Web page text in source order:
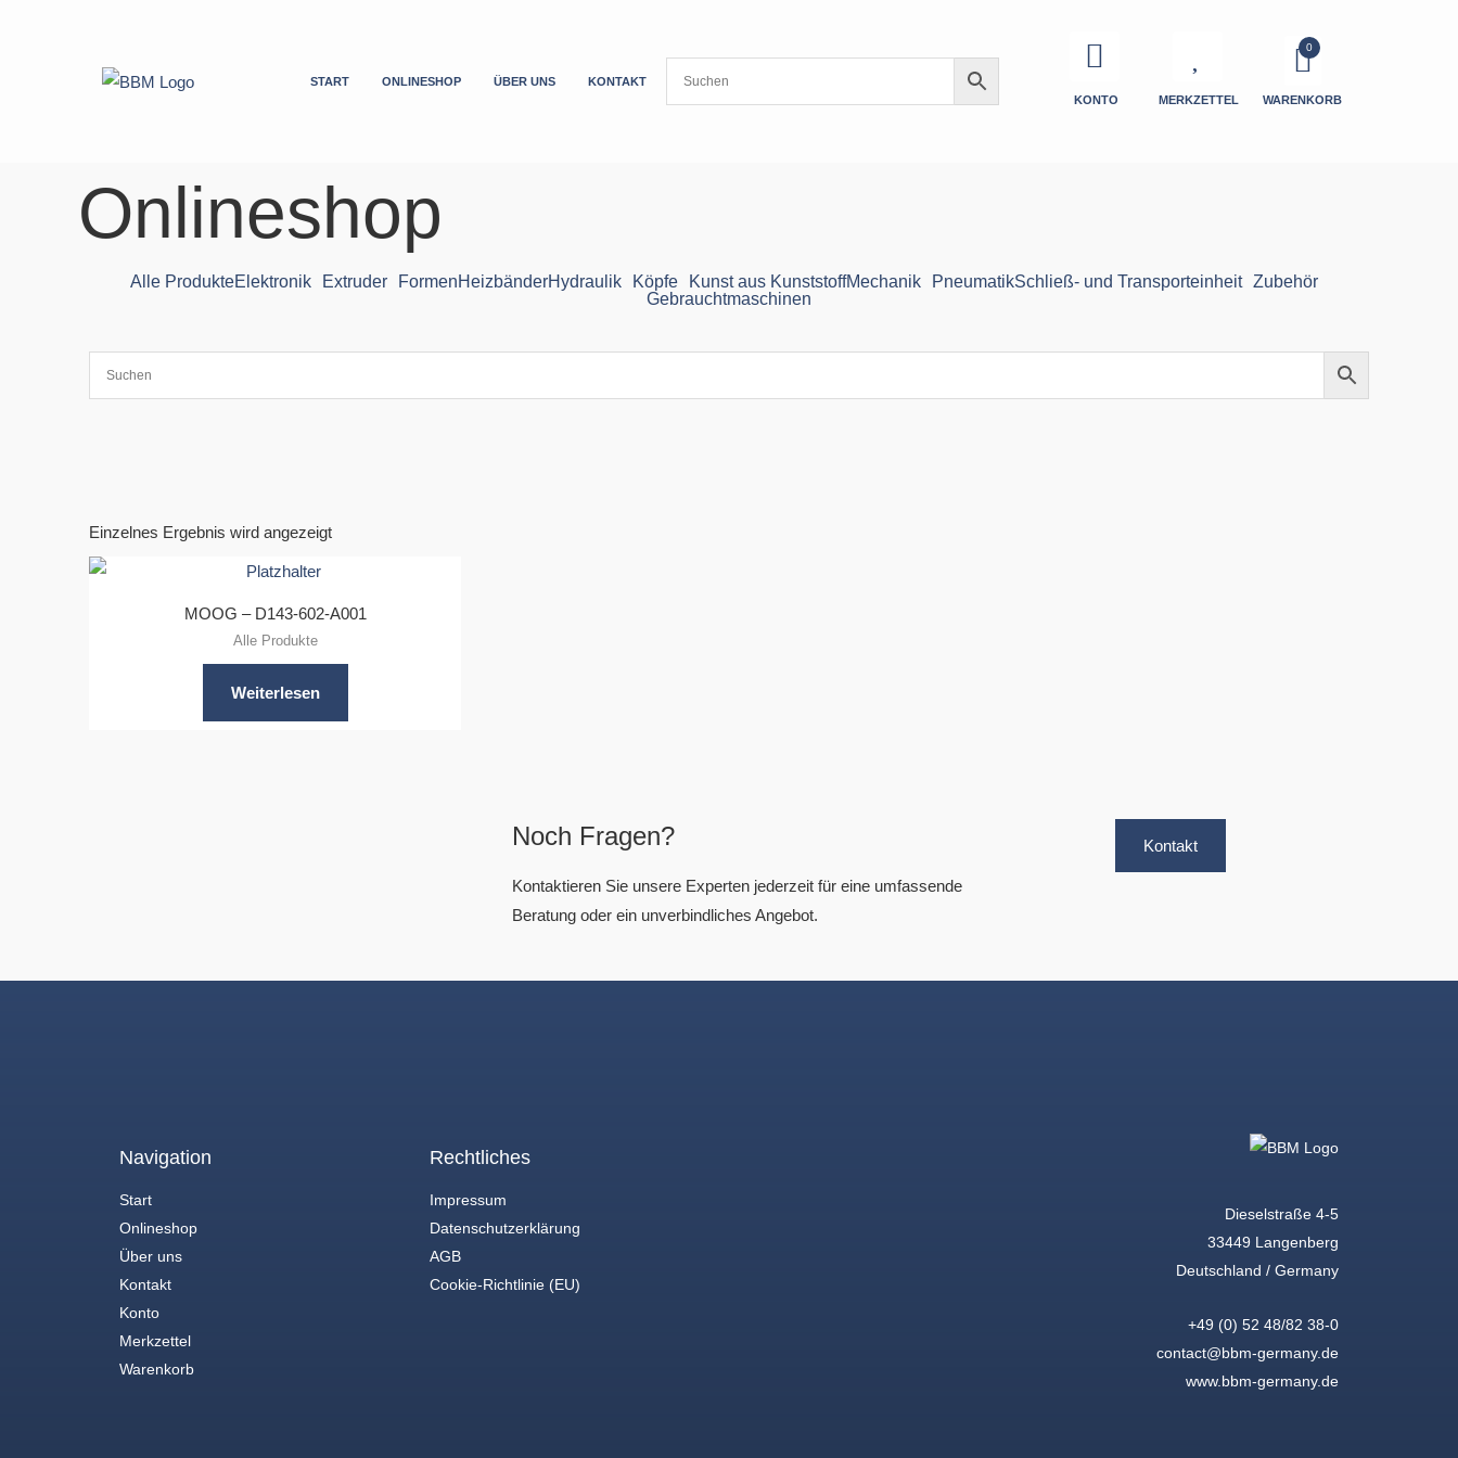
START ONLINESHOP ÜBER UNS
KONTAKT
KONTO
MERKZETTEL WARENKORB
Onlineshop
Alle ProdukteElektronik Extruder FormenHeizbänderHydraulik Köpfe Kunst aus KunststoffMechanik PneumatikSchließ- und Transporteinheit
Zubehör
Gebrauchtmaschinen
Einzelnes Ergebnis wird angezeigt
MOOG – D143-602-A001
Alle Produkte
Weiterlesen
Noch Fragen?
Kontaktieren Sie unsere Experten jederzeit für eine umfassende
Beratung oder ein unverbindliches Angebot.
Kontakt
Navigation
Start
Onlineshop
Über uns
Kontakt
Konto
Merkzettel
Warenkorb
Rechtliches
Impressum
Datenschutzerklärung
AGB
Cookie-Richtlinie (EU)
Dieselstraße 4-5
33449 Langenberg
Deutschland / Germany
+49 (0) 52 48/82 38-0
contact@bbm-germany.de
www.bbm-germany.de